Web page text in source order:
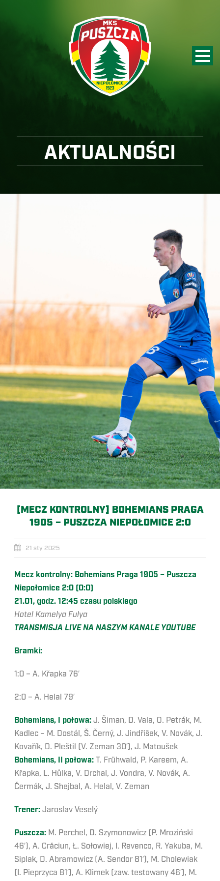
AKTUALNOŚCI
[MECZ KONTROLNY] BOHEMIANS PRAGA
1905 – PUSZCZA NIEPOŁOMICE 2:0
21 sty 2025
Mecz kontrolny: Bohemians Praga 1905 – Puszcza
Niepołomice 2:0 (0:0)
21.01, godz. 12:45 czasu polskiego
Hotel Kamelya Fulya
TRANSMISJA LIVE NA NASZYM KANALE YOUTUBE
Bramki:
1:0 – A. Křapka 76′
2:0 – A. Helal 79′
Bohemians, I połowa: J. Šiman, D. Vala, O. Petrák, M.
Kadlec – M. Dostál, Š. Černý, J. Jindřišek, V. Novák, J.
Kovařík, D. Pleštil (V. Zeman 30′), J. Matoušek
Bohemians, II połowa: T. Frühwald, P. Kareem, A.
Křapka, L. Hůlka, V. Drchal, J. Vondra, V. Novák, A.
Čermák, J. Shejbal, A. Helal, V. Zeman
Trener: Jaroslav Veselý
Puszcza: M. Perchel, D. Szymonowicz (P. Mroziński
46′), A. Crăciun, Ł. Sołowiej, I. Revenco, R. Yakuba, M.
Siplak, D. Abramowicz (A. Sendor 81′), M. Cholewiak
(I. Pieprzyca 81′), A. Klimek (zaw. testowany 46′), M.